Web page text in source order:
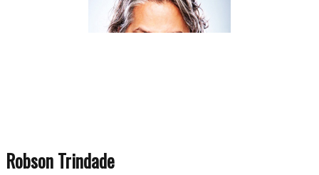
Robson Trindade